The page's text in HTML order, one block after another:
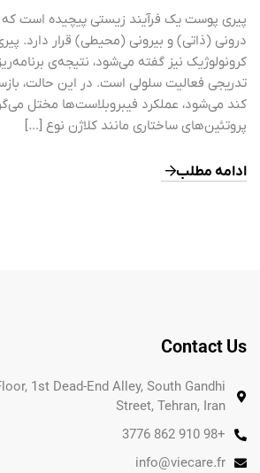
پیری پوست یک فرآیند زیستی پیچیده است که
درونی (ذاتی) و بیرونی (محیطی) قرار دارد.
کرونولوژیک نیز گفته می‌شود، نتیجه‌ی
تدریجی فعالیت سلولی است. در این حالت،
کند می‌شود، عملکرد فیبروبلاست‌ها مختل
پروتئین‌های ساختاری مانند کلاژن نوع […]
ادامه مطلب
Contact Us
1st Dead-End Alley, South Gandhi
Street, Tehran, Iran
+98 910 862 3776
info@viecare.fr